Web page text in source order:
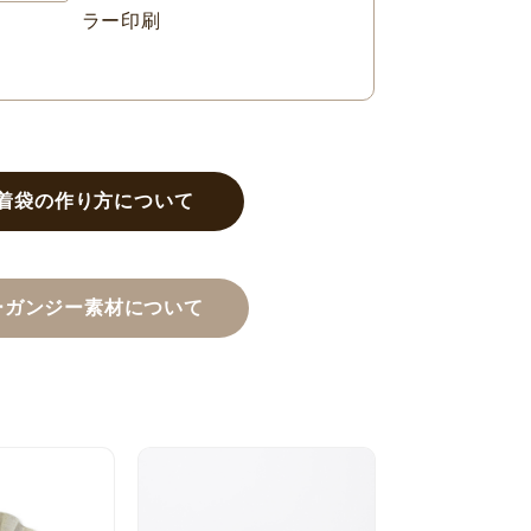
ラー印刷
袋の作り方について
ガンジー素材について